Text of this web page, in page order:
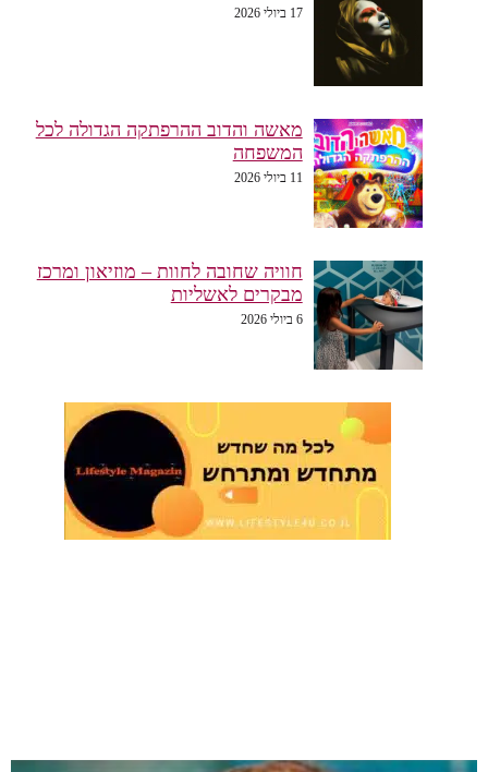
17 ביולי 2026
מאשה והדוב ההרפתקה הגדולה לכל
המשפחה
11 ביולי 2026
חוויה שחובה לחוות – מוזיאון ומרכז
מבקרים לאשליות
6 ביולי 2026